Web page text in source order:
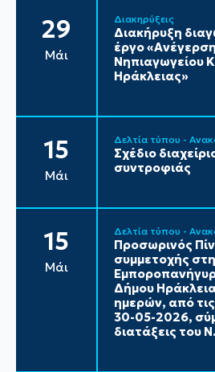
29
Μάι
Διακηρύξεις
Διακήρυξη
έργο
Νηπιαγωγείου
Ηράκλειας»
15
Μάι
Δελτία τύπου -
Σχέδιο
συντροφιάς
15
Μάι
Δελτία τύπου -
Προσωρινός
συμμετοχής
Δήμου
ημερών, από
30-05-2026,
διατάξεις του